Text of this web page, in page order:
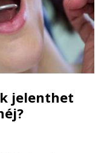
jelenthet